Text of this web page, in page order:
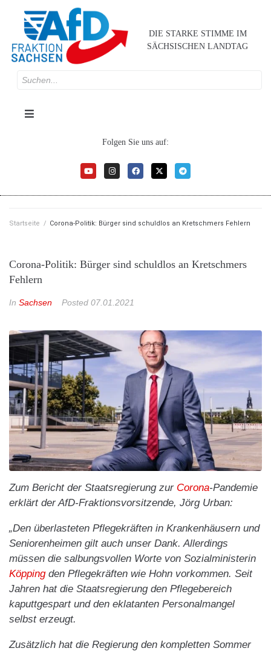
DIE STARKE STIMME IM
SÄCHSISCHEN LANDTAG
Folgen Sie uns auf:
Startseite / Corona-Politik: Bürger sind schuldlos an Kretschmers Fehlern
Corona-Politik: Bürger sind schuldlos an Kretschmers
Fehlern
In Sachsen Posted 07.01.2021
Zum Bericht der Staatsregierung zur Corona-Pandemie
erklärt der AfD-Fraktionsvorsitzende, Jörg Urban:
„Den überlasteten Pflegekräften in Krankenhäusern und
Seniorenheimen gilt auch unser Dank. Allerdings
müssen die salbungsvollen Worte von Sozialministerin
Köppingden Pflegekräften wie Hohn vorkommen. Seit
Jahren hat die Staatsregierung den Pflegebereich
kaputtgespart und den eklatanten Personalmangel
selbst erzeugt.
Zusätzlich hat die Regierung den kompletten Sommer